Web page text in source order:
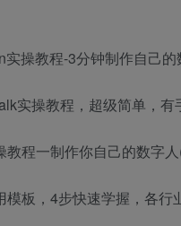
操教程-3分钟制作自己
实操教程，超级简单，有
程一制作你自己的数字
板，4步快速学握，各行